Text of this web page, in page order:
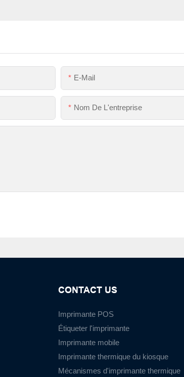
E-Mail
Nom De L'entreprise
CONTACT US
Imprimante POS
Étiqueter l'imprimante
Imprimante mobile
Imprimante thermique du kiosque
Mécanismes d'imprimante thermique